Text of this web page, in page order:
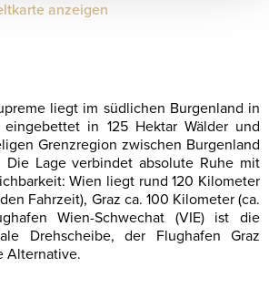
anzeigen
liegt im südlichen Burgenland in
eingebettet in 125 Hektar Wälder und
Grenzregion zwischen Burgenland
Die Lage verbindet absolute Ruhe mit
Wien liegt rund 120 Kilometer
Fahrzeit), Graz ca. 100 Kilometer (ca.
Wien-Schwechat (VIE) ist die
Drehscheibe, der Flughafen Graz
Alternative.